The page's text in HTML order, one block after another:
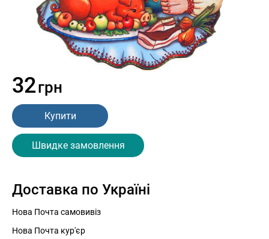
32грн
Купити
Швидке замовлення
Доставка по Україні
Нова Почта самовивіз
Нова Почта кур'єр